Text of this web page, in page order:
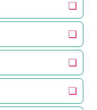
❏
❏
❏
❏